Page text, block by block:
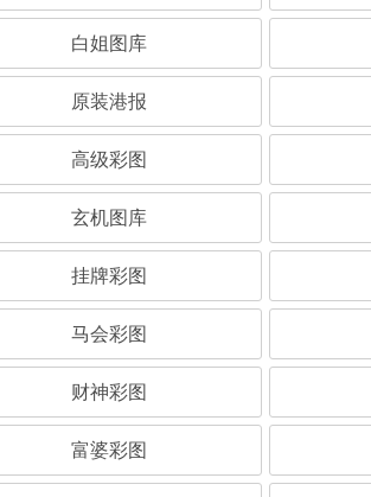
白姐图库
原装港报
高级彩图
玄机图库
挂牌彩图
马会彩图
财神彩图
富婆彩图